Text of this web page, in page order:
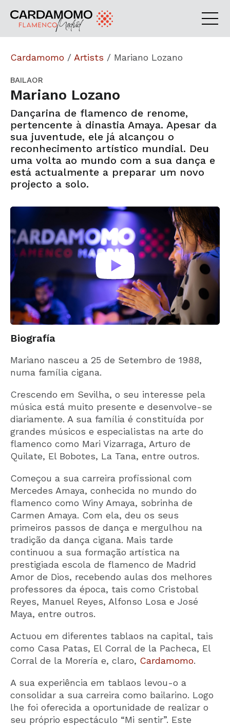
Cardamomo / Artists / Mariano Lozano
BAILAOR
Mariano Lozano
Dançarina de flamenco de renome,
pertencente à dinastia Amaya. Apesar da
sua juventude, ele já alcançou o
reconhecimento artístico mundial. Deu
uma volta ao mundo com a sua dança e
está actualmente a preparar um novo
projecto a solo.
Biografía
Mariano nasceu a 25 de Setembro de 1988,
numa família cigana.
Crescendo em Sevilha, o seu interesse pela
música está muito presente e desenvolve-se
diariamente. A sua família é constituída por
grandes músicos e especialistas na arte do
flamenco como Mari Vizarraga, Arturo de
Quilate, El Bobotes, La Tana, entre outros.
Começou a sua carreira profissional com
Mercedes Amaya, conhecida no mundo do
flamenco como Winy Amaya, sobrinha de
Carmen Amaya. Com ela, deu os seus
primeiros passos de dança e mergulhou na
tradição da dança cigana. Mais tarde
continuou a sua formação artística na
prestigiada escola de flamenco de Madrid
Amor de Dios, recebendo aulas dos melhores
professores da época, tais como Cristobal
Reyes, Manuel Reyes, Alfonso Losa e José
Maya, entre outros.
Actuou em diferentes tablaos na capital, tais
como Casa Patas, El Corral de la Pacheca, El
Corral de la Morería e, claro, Cardamomo.
A sua experiência em tablaos levou-o a
consolidar a sua carreira como bailarino. Logo
lhe foi oferecida a oportunidade de realizar o
seu próprio espectáculo “Mi sentir”. Este